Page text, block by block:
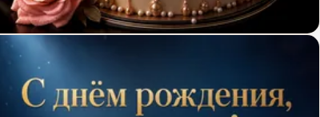
с днём рождения с свечами на торте